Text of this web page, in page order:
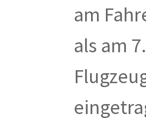
am
als am